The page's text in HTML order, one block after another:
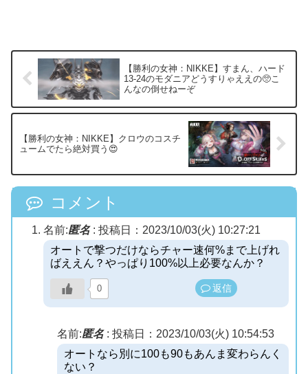
【勝利の女神：NIKKE】すまん、ハード
13-24のモダニアどうすりゃええの🥺こ
んなの倒せねーぞ
【勝利の女神：NIKKE】クロウのコスチ
ュームでたら絶対買う😍
コメント
名前:匿名: 投稿日：2023/10/03(火) 10:27:21
オートで撃つだけならチャー速何%まで上げれ
ばええん？やっぱり100%以上必要なんか？
0 返信
名前:匿名: 投稿日：2023/10/03(火) 10:54:53
オートなら別に100も90もあんま変わらんく
ない？